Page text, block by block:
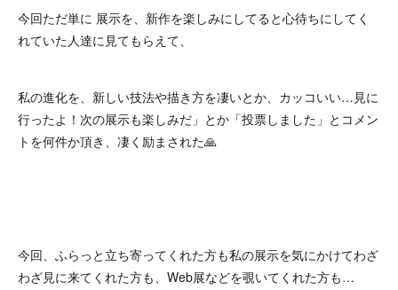
今回ただ単に 展示を、新作を楽しみにしてると心待ちにしてく
れていた人達に見てもらえて、
私の進化を、新しい技法や描き方を凄いとか、カッコいい…見に
行ったよ！次の展示も楽しみだ」とか「投票しました」とコメン
トを何件か頂き、凄く励まされた🙏
今回、ふらっと立ち寄ってくれた方も私の展示を気にかけてわざ
わざ見に来てくれた方も、Web展などを覗いてくれた方も…